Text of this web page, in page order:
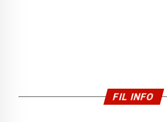
FIL INFO